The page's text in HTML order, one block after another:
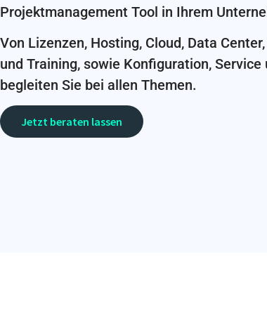
Projektmanagement Tool in Ihrem
Von Lizenzen, Hosting, Cloud, Data
und Training, sowie Konfiguration,
begleiten Sie bei allen Themen.
Jetzt beraten lassen